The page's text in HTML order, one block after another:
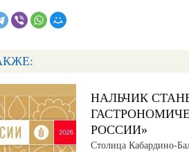
НАЛЬЧИК
РОССИИ»
Столица Кабардино-